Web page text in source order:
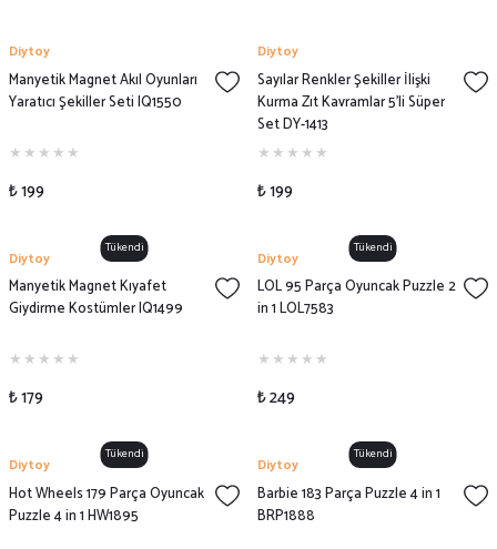
Diytoy
Manyetik Magnet Akıl Oyunları
Yaratıcı Şekiller Seti IQ1550
₺ 199
Diytoy
Sayılar Renkler Şekiller İlişki
Kurma Zıt Kavramlar 5'li Süper
Set DY-1413
₺ 199
Tükendi
Diytoy
Manyetik Magnet Kıyafet
Giydirme Kostümler IQ1499
₺ 179
Tükendi
Diytoy
LOL 95 Parça Oyuncak Puzzle 2
in 1 LOL7583
₺ 249
Tükendi
Diytoy
Hot Wheels 179 Parça Oyuncak
Puzzle 4 in 1 HW1895
Tükendi
Diytoy
Barbie 183 Parça Puzzle 4 in 1
BRP1888